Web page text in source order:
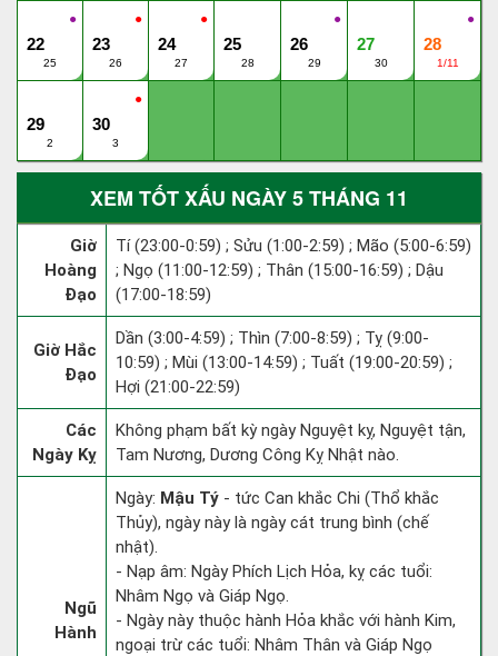
●
22
25
●
23
26
●
24
27
25
28
●
26
29
27
30
●
28
1/11
29
2
●
30
3
XEM TỐT XẤU NGÀY 5 THÁNG 11
Giờ
Hoàng
Đạo
Tí (23:00-0:59) ; Sửu (1:00-2:59) ; Mão (5:00-6:59)
; Ngọ (11:00-12:59) ; Thân (15:00-16:59) ; Dậu
(17:00-18:59)
Giờ Hắc
Đạo
Dần (3:00-4:59) ; Thìn (7:00-8:59) ; Tỵ (9:00-
10:59) ; Mùi (13:00-14:59) ; Tuất (19:00-20:59) ;
Hợi (21:00-22:59)
Các
Ngày Kỵ
Không phạm bất kỳ ngày Nguyệt kỵ, Nguyệt tận,
Tam Nương, Dương Công Kỵ Nhật nào.
Ngũ
Hành
Ngày: Mậu Tý - tức Can khắc Chi (Thổ khắc
Thủy), ngày này là ngày cát trung bình (chế
nhật).
- Nạp âm: Ngày Phích Lịch Hỏa, kỵ các tuổi:
Nhâm Ngọ và Giáp Ngọ.
- Ngày này thuộc hành Hỏa khắc với hành Kim,
ngoại trừ các tuổi: Nhâm Thân và Giáp Ngọ